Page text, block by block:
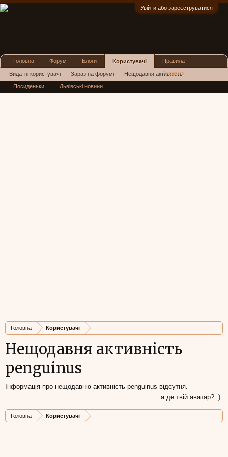
Увійти або зареєструватися
Головна Користувачі
Нещодавня активність
penguinus
Інформація про нещодавню активність penguinus відсутня.
а де твій аватар? :)
Головна Користувачі
Головна Форум Блоги Користувачі
Видатні користувачі Зараз на форумі Нещодавня активність
Нові повідомлення профілю
Правила
Реклама
Посиденьки Львівські новини